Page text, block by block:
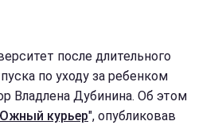
после длительного
по уходу за ребенком
Владлена Дубинина. Об этом
курьер", опубликовав